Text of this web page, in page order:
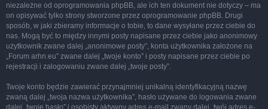
niezależne od oprogramowania phpBB, ale ich ten dokument nie dotyczy – ma
on opisywać tylko strony stworzone przez oprogramowanie phpBB. Drugi
sposób, w jaki zbieramy informacje o tobie, to dane wysyłane przez ciebie do
nas. Mogą być to między innymi posty napisane przez ciebie jako anonimowy
użytkownik zwane dalej „anonimowe posty”, konta użytkownika założone na
„Forum arhn.eu” zwane dalej „twoje konto” i posty napisane przez ciebie po
rejestracji i zalogowaniu zwane dalej „twoje posty”.
Twoje konto będzie zawierać przynajmniej unikalną identyfikacyjną nazwę
zwaną dalej „twoja nazwa użytkownika”, hasło używane do logowania zwane
dalej „twoje hasło” i osobisty aktywny adres e-mail zwany dalej „twój adres e-